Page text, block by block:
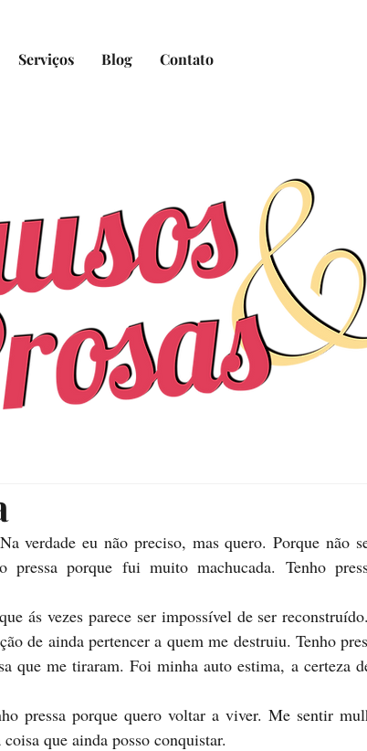
Serviços Blog Contato
verdade eu não preciso, mas quero. Porque não
pressa porque fui muito machucada. Tenho
ás vezes parece ser impossível de ser
de ainda pertencer a quem me destruiu. Tenho
que me tiraram. Foi minha auto estima, a certeza
pressa porque quero voltar a viver. Me sentir
que ainda posso conquistar.